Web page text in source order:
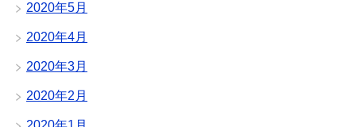
2020年5月
2020年4月
2020年3月
2020年2月